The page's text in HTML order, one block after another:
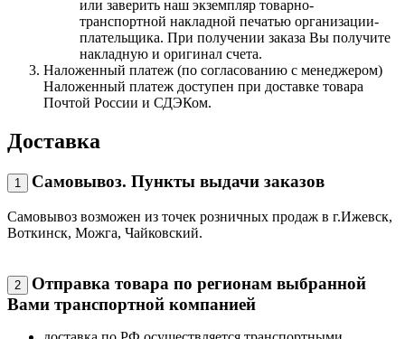
или заверить наш экземпляр товарно-
транспортной накладной печатью организации-
плательщика. При получении заказа Вы получите
накладную и оригинал счета.
Наложенный платеж (по согласованию с менеджером)
Наложенный платеж доступен при доставке товара
Почтой России и СДЭКом.
Доставка
1 Самовывоз. Пункты выдачи заказов
Самовывоз возможен из точек розничных продаж в г.Ижевск,
Воткинск, Можга, Чайковский.
2
Отправка товара по регионам выбранной
Вами транспортной компанией